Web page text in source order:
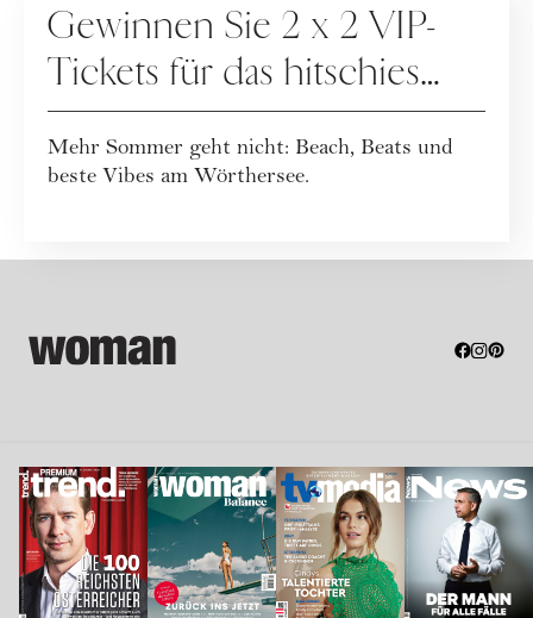
Gewinnen Sie 2 x 2 VIP-
Tickets für das hitschies
MASTERS Pörtschach
powered by Kelag!
Mehr Sommer geht nicht: Beach, Beats und
beste Vibes am Wörthersee.